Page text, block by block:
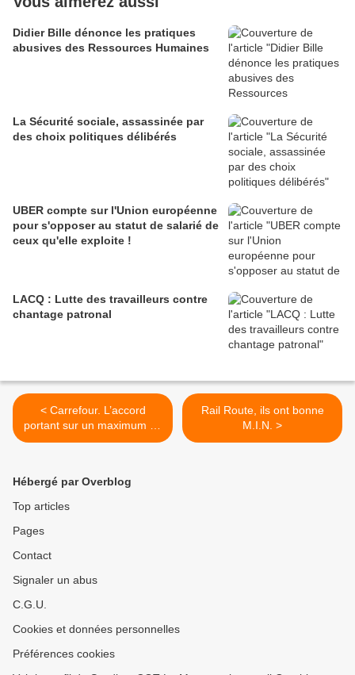
Didier Bille dénonce les pratiques
abusives des Ressources Humaines
La Sécurité sociale, assassinée par
des choix politiques délibérés
UBER compte sur l'Union européenne
pour s'opposer au statut de salarié de
ceux qu'elle exploite !
LACQ : Lutte des travailleurs contre
chantage patronal
< Carrefour. L’accord
portant sur un maximum de
3 000 départs présenté en
Rail Route, ils ont bonne
M.I.N. >
Hébergé par Overblog
Top articles
Pages
Contact
Signaler un abus
C.G.U.
Cookies et données personnelles
Préférences cookies